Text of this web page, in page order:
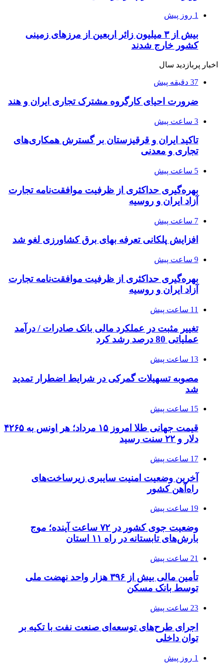
1 روز پیش
بیش از ۳ میلیون زائر اربعین از مرزهای زمینی
کشور خارج شدند
اخبار پربازدید سال
37 دقیقه پیش
ضرورت احیای کارگروه مشترک تجاری ایران و هند
3 ساعت پیش
تاکید ایران و قرقیزستان بر گسترش همکاری‌های
تجاری و معدنی
5 ساعت پیش
بهره‌گیری حداکثری از ظرفیت موافقت‌نامه تجارت
آزاد ایران و روسیه
7 ساعت پیش
افزایش پلکانی تعرفه بهای برق کشاورزی لغو شد
9 ساعت پیش
بهره‌گیری حداکثری از ظرفیت موافقت‌نامه تجارت
آزاد ایران و روسیه
11 ساعت پیش
تغییر مثبت در عملکرد مالی بانک صادرات / درآمد
عملیاتی 80 درصد رشد کرد
13 ساعت پیش
مصوبه تسهیلات گمرکی در شرایط اضطرار تمدید
شد
15 ساعت پیش
قیمت جهانی طلا امروز ۱۵ مرداد؛ هر اونس به ۴۲۶۵
دلار و ۲۲ سنت رسید
17 ساعت پیش
آخرین وضعیت امنیت سایبری زیرساخت‌های
راه‌آهن کشور
19 ساعت پیش
وضعیت جوی کشور در ۷۲ ساعت آینده؛ موج
بارش‌های تابستانه در راه ۱۱ استان
21 ساعت پیش
تأمین مالی بیش از ۳۹۶ هزار واحد نهضت ملی
توسط بانک مسکن
23 ساعت پیش
اجرای طرح‌های توسعه‌ای صنعت نفت با تکیه بر
توان داخلی
1 روز پیش